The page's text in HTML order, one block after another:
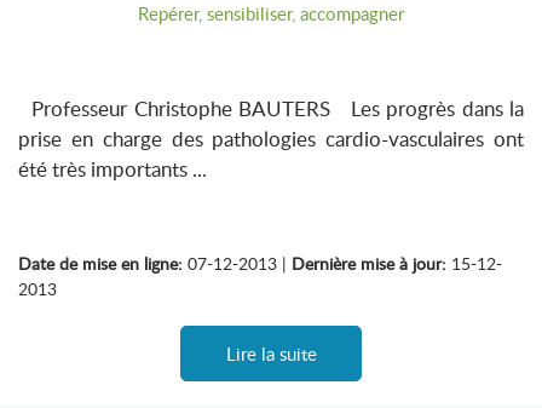
Repérer, sensibiliser, accompagner
Professeur Christophe BAUTERS Les progrès dans la
prise en charge des pathologies cardio-vasculaires ont
été très importants ...
Date de mise en ligne: 07-12-2013 | Dernière mise à jour: 15-12-
2013
Lire la suite